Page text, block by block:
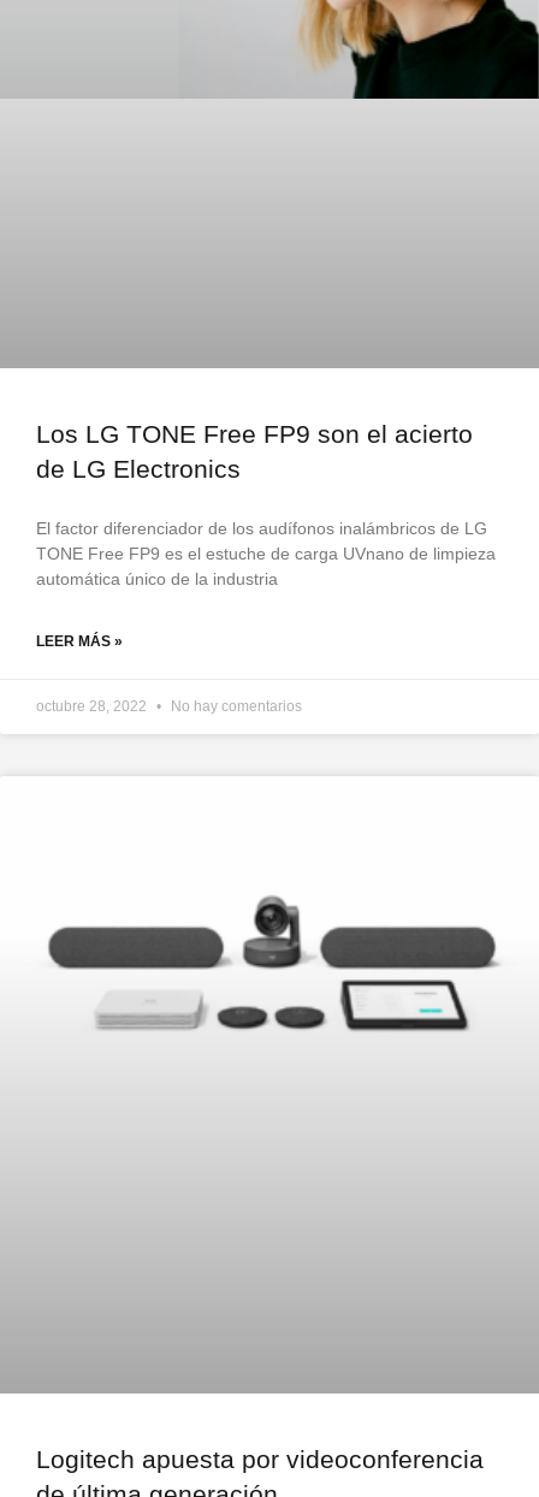
Los LG TONE Free FP9 son el acierto
de LG Electronics
El factor diferenciador de los audífonos inalámbricos de LG
TONE Free FP9 es el estuche de carga UVnano de limpieza
automática único de la industria
LEER MÁS »
octubre 28, 2022 No hay comentarios
Logitech apuesta por videoconferencia